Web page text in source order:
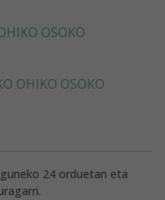
OSOKO
OHIKO OSOKO
24 orduetan eta